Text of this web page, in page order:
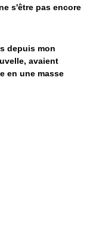
s'être pas encore
depuis mon
avaient
en une masse